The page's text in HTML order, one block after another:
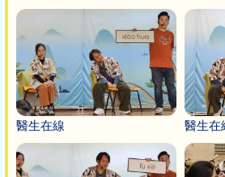
醫生在線 醫生在